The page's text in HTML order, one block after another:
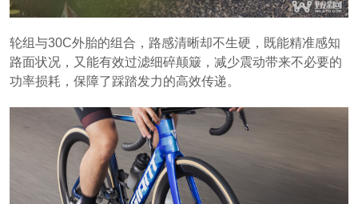
轮组与30C外胎的组合，路感清晰却不生硬，既能精准感知
路面状况，又能有效过滤细碎颠簸，减少震动带来不必要的
功率损耗，保障了踩踏发力的高效传递。